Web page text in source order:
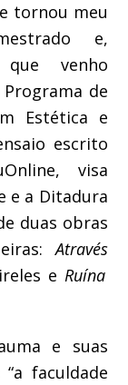
tornou meu
e,
venho
de
Estética e
escrito
visa
e a Ditadura
duas obras
Através
e Ruína
e suas
faculdade